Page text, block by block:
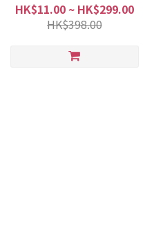
HK$11.00 ~ HK$299.00
HK$398.00